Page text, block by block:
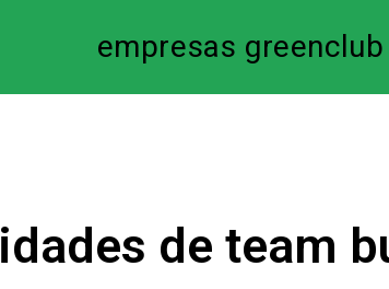
empresas greenclub
de team